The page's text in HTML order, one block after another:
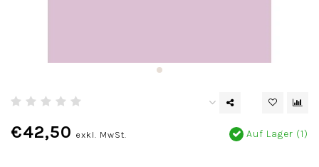
€42,50 exkl. MwSt. Auf Lager (1)